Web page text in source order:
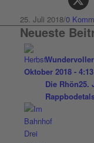
25. Juli 2018/0
Neueste
Oktober 2018 - 4:13
Die Rhön25.